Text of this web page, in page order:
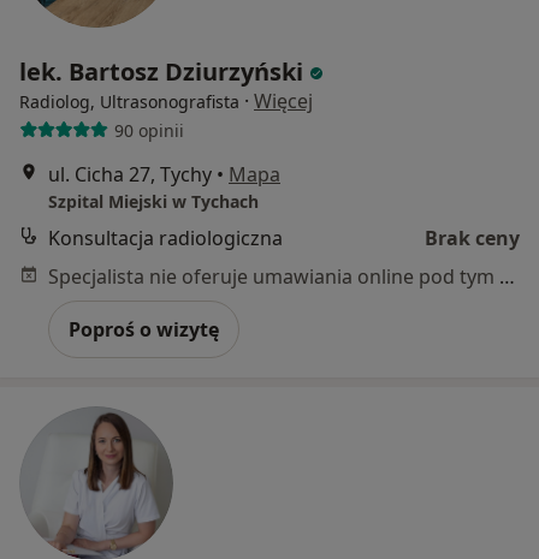
lek. Bartosz Dziurzyński
Radiolog, Ultrasonografista · Więcej
90 opinii
ul. Cicha 27, Tychy • Mapa
Szpital Miejski w Tychach
Konsultacja radiologiczna
Brak ceny
Specjalista nie oferuje umawiania online pod tym adresem.
Poproś o wizytę